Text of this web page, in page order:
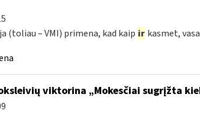
(toliau – VMI) primena, kad kaip ir kasmet,
viktorina „Mokesčiai sugrįžta